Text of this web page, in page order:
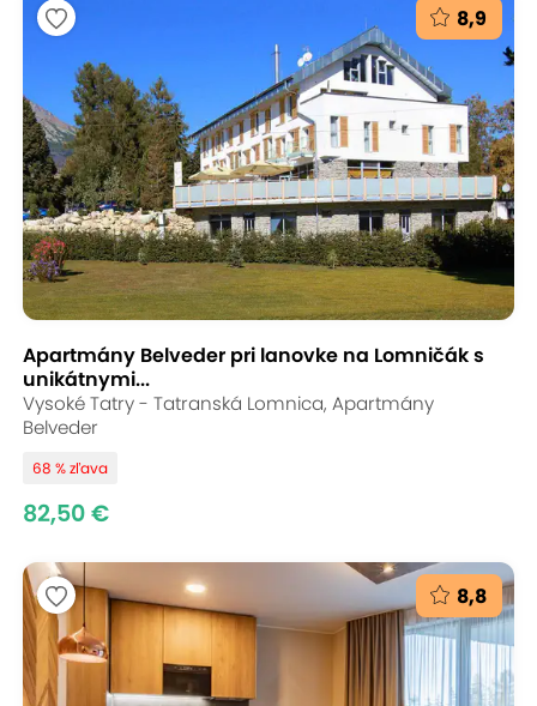
8,9
Apartmány Belveder pri lanovke na Lomničák s
unikátnymi...
Vysoké Tatry - Tatranská Lomnica, Apartmány
Belveder
68 % zľava
82,50 €
8,8